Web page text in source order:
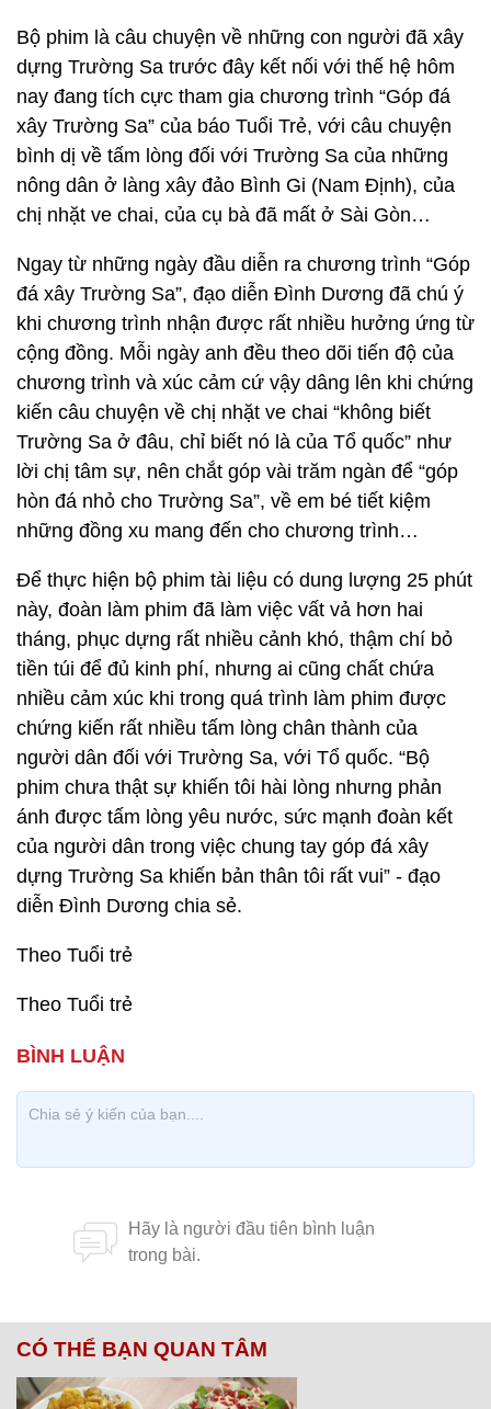
Bộ phim là câu chuyện về những con người đã xây
dựng Trường Sa trước đây kết nối với thế hệ hôm
nay đang tích cực tham gia chương trình “Góp đá
xây Trường Sa” của báo Tuổi Trẻ, với câu chuyện
bình dị về tấm lòng đối với Trường Sa của những
nông dân ở làng xây đảo Bình Gi (Nam Định), của
chị nhặt ve chai, của cụ bà đã mất ở Sài Gòn…
Ngay từ những ngày đầu diễn ra chương trình “Góp
đá xây Trường Sa”, đạo diễn Đình Dương đã chú ý
khi chương trình nhận được rất nhiều hưởng ứng từ
cộng đồng. Mỗi ngày anh đều theo dõi tiến độ của
chương trình và xúc cảm cứ vậy dâng lên khi chứng
kiến câu chuyện về chị nhặt ve chai “không biết
Trường Sa ở đâu, chỉ biết nó là của Tổ quốc” như
lời chị tâm sự, nên chắt góp vài trăm ngàn để “góp
hòn đá nhỏ cho Trường Sa”, về em bé tiết kiệm
những đồng xu mang đến cho chương trình…
Để thực hiện bộ phim tài liệu có dung lượng 25 phút
này, đoàn làm phim đã làm việc vất vả hơn hai
tháng, phục dựng rất nhiều cảnh khó, thậm chí bỏ
tiền túi để đủ kinh phí, nhưng ai cũng chất chứa
nhiều cảm xúc khi trong quá trình làm phim được
chứng kiến rất nhiều tấm lòng chân thành của
người dân đối với Trường Sa, với Tổ quốc. “Bộ
phim chưa thật sự khiến tôi hài lòng nhưng phản
ánh được tấm lòng yêu nước, sức mạnh đoàn kết
của người dân trong việc chung tay góp đá xây
dựng Trường Sa khiến bản thân tôi rất vui” - đạo
diễn Đình Dương chia sẻ.
Theo Tuổi trẻ
Theo Tuổi trẻ
CÓ THỂ BẠN QUAN TÂM